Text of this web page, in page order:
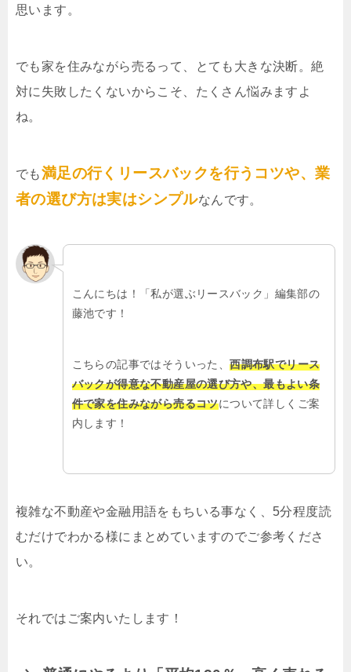
思います。
でも家を住みながら売るって、とても大きな決断。絶
対に失敗したくないからこそ、たくさん悩みますよ
ね。
でも満足の行くリースバックを行うコツや、業
者の選び方は実はシンプルなんです。
こんにちは！「私が選ぶリースバック」編集部の
藤池です！
こちらの記事ではそういった、西調布駅でリース
バックが得意な不動産屋の選び方や、最もよい条
件で家を住みながら売るコツについて詳しくご案
内します！
複雑な不動産や金融用語をもちいる事なく、5分程度読
むだけでわかる様にまとめていますのでご参考くださ
い。
それではご案内いたします！